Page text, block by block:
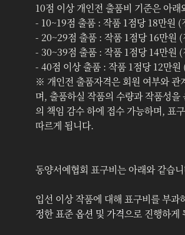
10점 이상 개인전 출품비 기준은 아래
- 10~19점 출품 : 작품 1점당 18만원 (
- 20~29점 출품 : 작품 1점당 16만원
- 30~39점 출품 : 작품 1점당 14만원
- 40점 이상 출품 : 작품 1점당 12만원
※ 개인전 출품자격은 회원 여부와 관
며, 출품하실 작품의 수량과 작품성을
의 책임 감수 하에 접수 가능하며, 표
따르게 됩니다.
동양서예협회 표구비는 아래와 같습
입선 이상 작품에 대해 표구비를 부과
정한 표준 옵션 및 가격으로 진행하게